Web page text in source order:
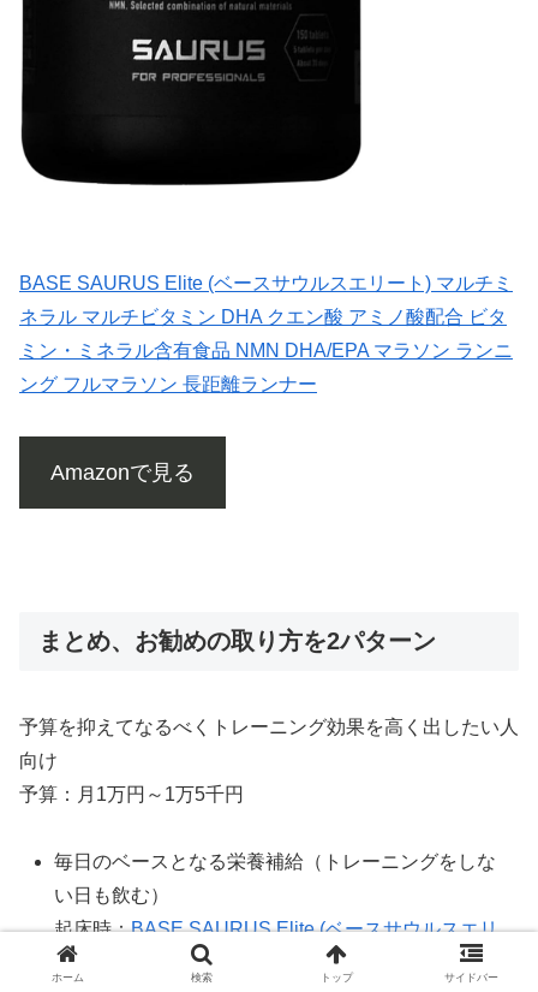
BASE SAURUS Elite (ベースサウルスエリート) マルチミ
ネラル マルチビタミン DHA クエン酸 アミノ酸配合 ビタ
ミン・ミネラル含有食品 NMN DHA/EPA マラソン ランニ
ング フルマラソン 長距離ランナー
Amazonで見る
まとめ、お勧めの取り方を2パターン
予算を抑えてなるべくトレーニング効果を高く出したい人
向け
予算：月1万円～1万5千円
毎日のベースとなる栄養補給（トレーニングをしな
い日も飲む）
起床時：BASE SAURUS Elite (ベースサウルスエリ
ート)
SAURUS(サウルス) EAA
ホーム 検索 トップ サイドバー